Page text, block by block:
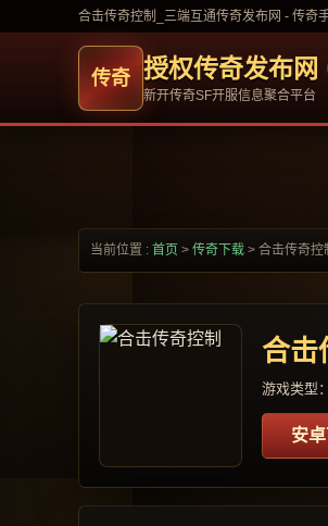
合击传奇控制_三端互通传奇发布网 - 传奇
授权传奇发布网
新开传奇SF开服信息聚合平台
当前位置 : 首页 > 传奇下载 > 合击传奇控
合击
游戏类型
安